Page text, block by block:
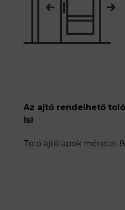
Az ajtó rendelhető
is!
Toló ajtólapok méretei: